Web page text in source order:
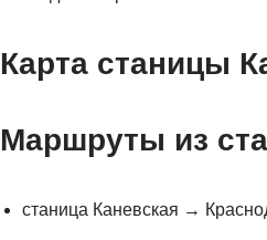
Карта станицы
Маршруты из
станица Каневская →